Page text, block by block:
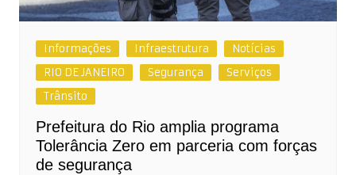
Informações Infraestrutura
Notícias
RIO DE JANEIRO
Segurança
Serviços
Trânsito
Prefeitura do Rio amplia programa
Tolerância Zero em parceria com forças
de segurança